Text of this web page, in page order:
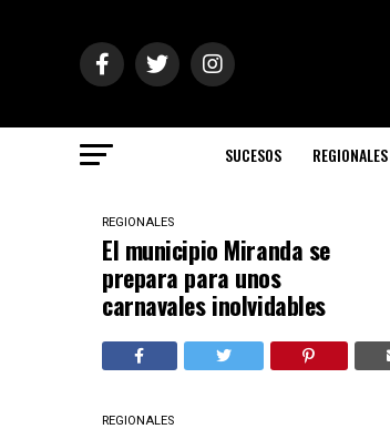
SUCESOS REGIONALES
REGIONALES
El municipio Miranda se
prepara para unos
carnavales inolvidables
REGIONALES